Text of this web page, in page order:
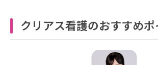
クリアス看護のおすすめポ